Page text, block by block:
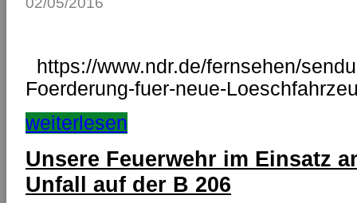
https://www.ndr.de/fernsehen/
Foerderung-fuer-neue-
weiterlesen
Unsere Feuerwehr im Einsatz
Unfall auf der B 206